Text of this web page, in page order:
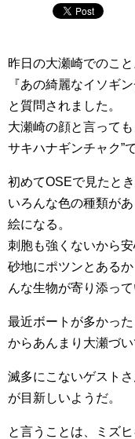
昨日の大瀬崎でのこと
『あの綺麗なイソギ
と質問されました。
大瀬崎の顔と言って
サキハナギンチャク”で
初めてOSEで見たと
いろんな色の種類が
絵になる。
刺胞も強くないから
砂地にポツンとある
んな生物が寄り添って
最近ボートが多かっ
からあんまり大瀬づ
滅多にこないゲスト
が目新しいようだ。
と言うことは、ミズ